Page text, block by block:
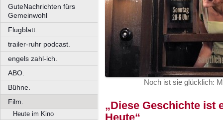
GuteNachrichten fürs
Gemeinwohl
Flugblatt.
trailer-ruhr podcast.
engels zahl-ich.
ABO.
Bühne.
Film.
Heute im Kino
Noch ist sie glücklich:
„Diese Geschichte ist
Heute“